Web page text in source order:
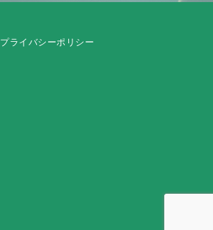
プライバシーポリシー